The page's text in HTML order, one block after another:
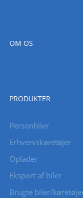
OM OS
PRODUKTER
Personbiler
Erhvervskøretøjer
Oplader
Eksport af biler
Brugte biler/